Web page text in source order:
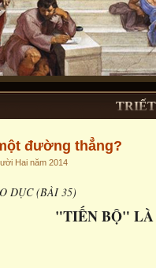
đường thẳng?
Hai năm 2014
DỤC (BÀI 35)
"TIẾN BỘ" LÀ